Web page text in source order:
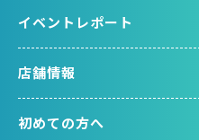
イベントレポート
店舗情報
初めての方へ